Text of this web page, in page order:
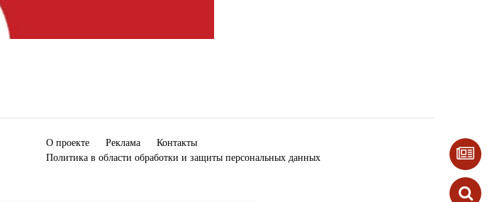
О проекте Реклама
Контакты
Политика в области обработки и защиты персональных данных